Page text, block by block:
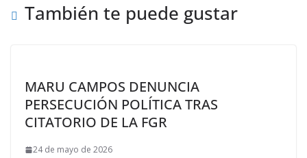
También te puede gustar
MARU CAMPOS DENUNCIA
PERSECUCIÓN POLÍTICA TRAS
CITATORIO DE LA FGR
24 de mayo de 2026